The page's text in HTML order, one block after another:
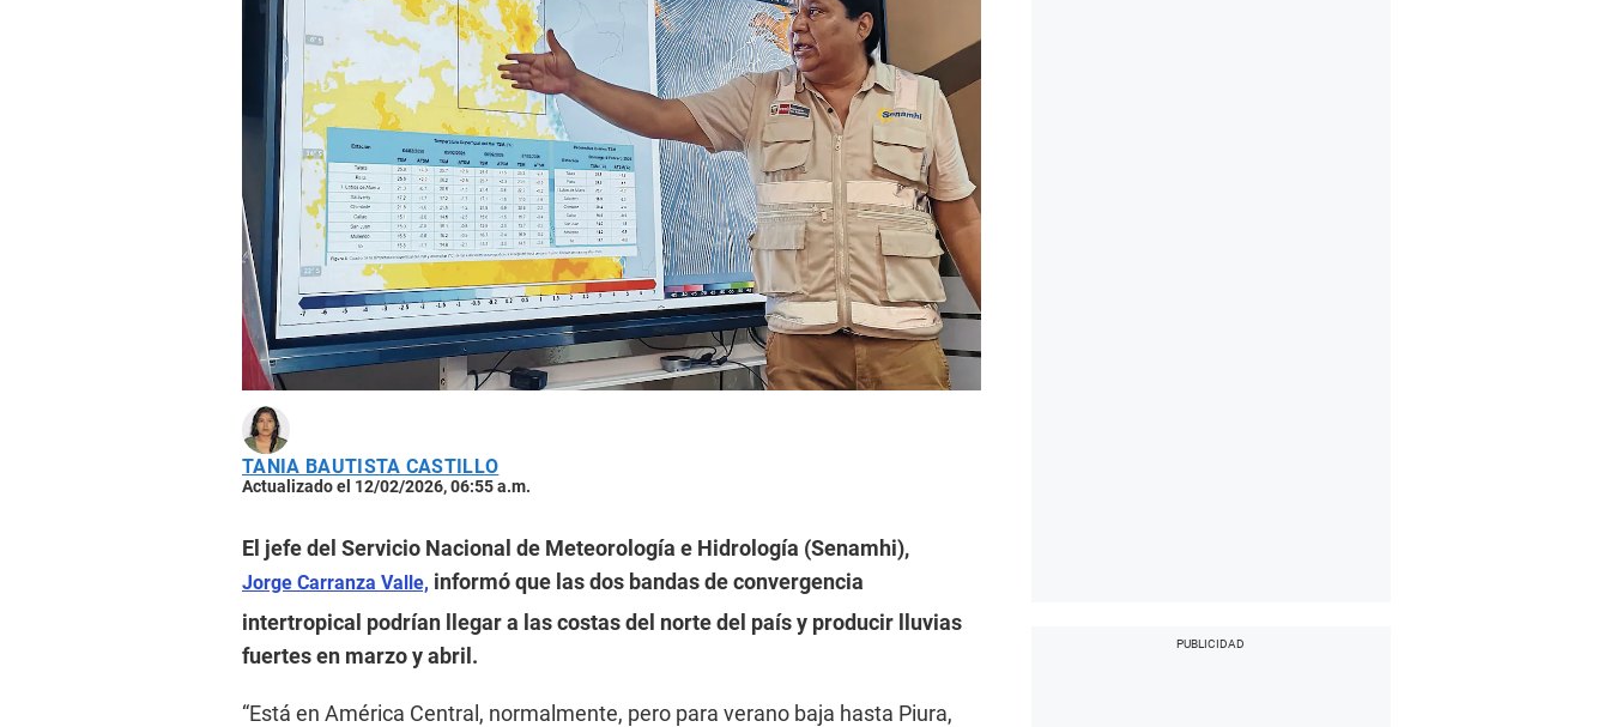
TANIA BAUTISTA CASTILLO
Actualizado el 12/02/2026, 06:55 a.m.
El jefe del Servicio Nacional de Meteorología e Hidrología (Senamhi),
Jorge Carranza Valle, informó que las dos bandas de convergencia
intertropical podrían llegar a las costas del norte del país y producir lluvias
fuertes en marzo y abril.
“Está en América Central, normalmente, pero para verano baja hasta Piura,